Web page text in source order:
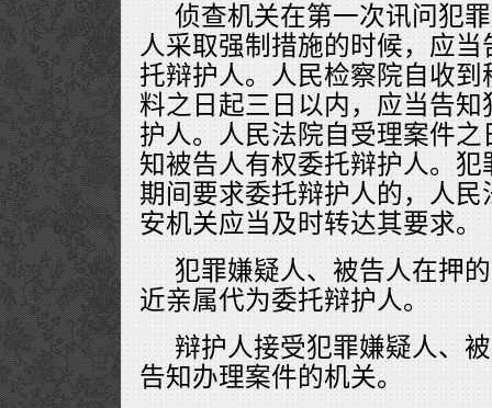
侦查机关在第一次讯问犯
人采取强制措施的时候，应
托辩护人。人民检察院自收
料之日起三日以内，应当告
护人。人民法院自受理案件
知被告人有权委托辩护人。
期间要求委托辩护人的，人
安机关应当及时转达其要求。
犯罪嫌疑人、被告人在押
近亲属代为委托辩护人。
辩护人接受犯罪嫌疑人、
告知办理案件的机关。